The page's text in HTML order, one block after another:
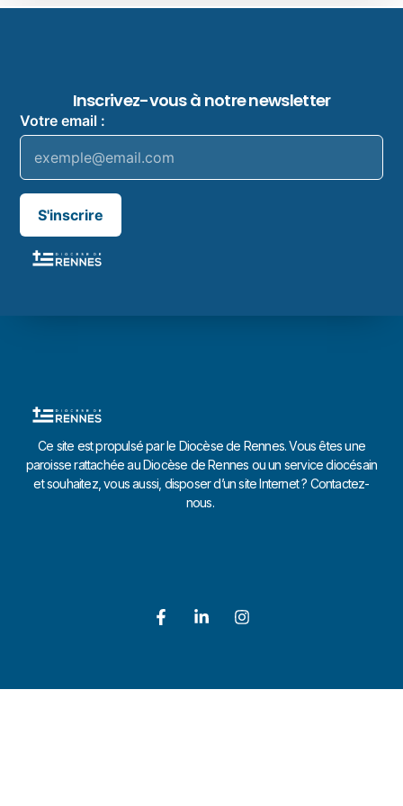
Inscrivez-vous à notre newsletter
Votre email :
S'inscrire
Ce site est propulsé par le Diocèse de Rennes. Vous êtes une
paroisse rattachée au Diocèse de Rennes ou un service diocésain
et souhaitez, vous aussi, disposer d’un site Internet ? Contactez-
nous.